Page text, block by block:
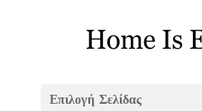
Επιλογή Σελίδας